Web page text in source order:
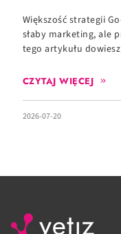
Większość strategii
słaby marketing, ale
tego artykułu
CZYTAJ WIĘCEJ
2026-07-20